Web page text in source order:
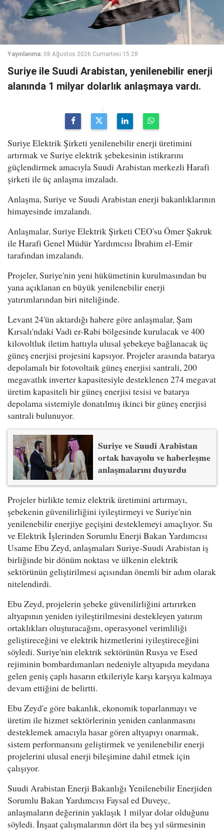
Yayınlanma: 08 Ağustos 2026 Cumartesi 15:28
Suriye ile Suudi Arabistan, yenilenebilir enerji
alanında 1 milyar dolarlık anlaşmaya vardı.
Suriye Elektrik Şirketi yenilenebilir enerji üretimini
artırmak ve Suriye elektrik şebekesinin istikrarını
güçlendirmek amacıyla Suudi Arabistan merkezli Harafi
şirketi ile üç anlaşma imzaladı.
Anlaşma, Suriye ve Suudi Arabistan enerji bakanlıklarının
himayesinde imzalandı.
Anlaşmalar, Suriye Elektrik Şirketi CEO'su Ömer Şakruk
ile Harafi Genel Müdür Yardımcısı İbrahim el-Emir
tarafından imzalandı.
Projeler, Suriye'nin yeni hükümetinin kurulmasından bu
yana açıklanan en büyük yenilenebilir enerji
yatırımlarından biri niteliğinde.
Levant 24'ün aktardığı habere göre anlaşmalar, Şam
Kırsalı'ndaki Vadi er-Rabi bölgesinde kurulacak ve 400
kilovoltluk iletim hattıyla ulusal şebekeye bağlanacak üç
güneş enerjisi projesini kapsıyor. Projeler arasında batarya
depolamalı bir fotovoltaik güneş enerjisi santrali, 200
megavatlık inverter kapasitesiyle desteklenen 274 megavat
üretim kapasiteli bir güneş enerjisi tesisi ve batarya
depolama sistemiyle donatılmış ikinci bir güneş enerjisi
santrali bulunuyor.
Suriye ve Suudi Arabistan
ortak havayolu ve haberleşme
anlaşmalarını duyurdu
Projeler birlikte temiz elektrik üretimini artırmayı,
şebekenin güvenilirliğini iyileştirmeyi ve Suriye'nin
yenilenebilir enerjiye geçişini desteklemeyi amaçlıyor. Su
ve Elektrik İşlerinden Sorumlu Enerji Bakan Yardımcısı
Usame Ebu Zeyd, anlaşmaları Suriye-Suudi Arabistan iş
birliğinde bir dönüm noktası ve ülkenin elektrik
sektörünün geliştirilmesi açısından önemli bir adım olarak
nitelendirdi.
Ebu Zeyd, projelerin şebeke güvenilirliğini artırırken
altyapının yeniden iyileştirilmesini destekleyen yatırım
ortaklıkları oluşturacağını, operasyonel verimliliği
geliştireceğini ve elektrik hizmetlerini iyileştireceğini
söyledi. Suriye'nin elektrik sektörünün Rusya ve Esed
rejiminin bombardımanları nedeniyle altyapıda meydana
gelen geniş çaplı hasarın etkileriyle karşı karşıya kalmaya
devam ettiğini de belirtti.
Ebu Zeyd'e göre bakanlık, ekonomik toparlanmayı ve
üretim ile hizmet sektörlerinin yeniden canlanmasını
desteklemek amacıyla hasar gören altyapıyı onarmak,
sistem performansını geliştirmek ve yenilenebilir enerji
projelerini ulusal enerji bileşimine dahil etmek için
çalışıyor.
Suudi Arabistan Enerji Bakanlığı Yenilenebilir Enerjiden
Sorumlu Bakan Yardımcısı Faysal ed Duveyc,
anlaşmaların değerinin yaklaşık 1 milyar dolar olduğunu
söyledi. İnşaat çalışmalarının dört ila beş yıl sürmesinin